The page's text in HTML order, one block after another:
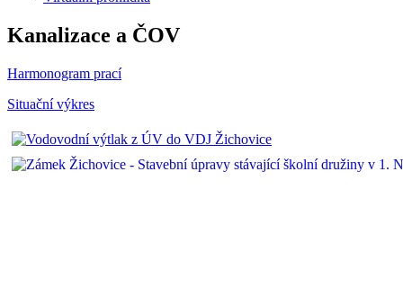
Kanalizace a ČOV
Harmonogram prací
Situační výkres